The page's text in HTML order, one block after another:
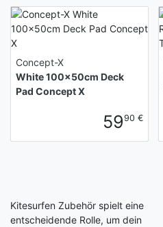
Concept-X
White 100x50cm Deck
Pad Concept X
5990 €
Kitesurfen Zubehör spielt eine
entscheidende Rolle, um dein